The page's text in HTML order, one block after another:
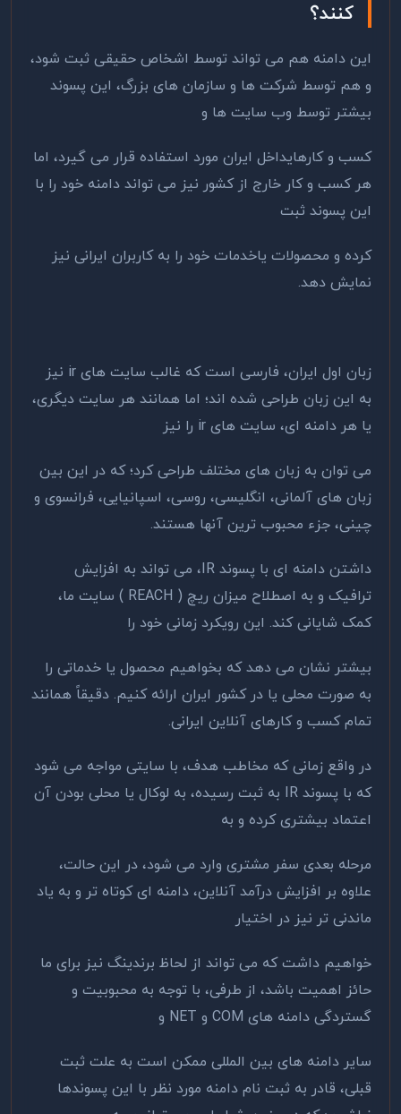
کنند؟
این دامنه هم می تواند توسط اشخاص حقیقی ثبت شود،
و هم توسط شرکت ها و سازمان های بزرگ، این پسوند
بیشتر توسط وب سایت ها و
کسب و کارهایداخل ایران مورد استفاده قرار می گیرد، اما
هر کسب و کار خارج از کشور نیز می تواند دامنه خود را با
این پسوند ثبت
کرده و محصولات یاخدمات خود را به کاربران ایرانی نیز
نمایش دهد.
زبان اول ایران، فارسی است که غالب سایت های ir نیز
به این زبان طراحی شده اند؛ اما همانند هر سایت دیگری،
یا هر دامنه ای، سایت های ir را نیز
می توان به زبان های مختلف طراحی کرد؛ که در این بین
زبان های آلمانی، انگلیسی، روسی، اسپانیایی، فرانسوی و
چینی، جزء محبوب ترین آنها هستند.
داشتن دامنه ای با پسوند IR، می تواند به افزایش
ترافیک و به اصطلاح میزان ریچ ( REACH ) سایت ما،
کمک شایانی کند. این رویکرد زمانی خود را
بیشتر نشان می دهد که بخواهیم محصول یا خدماتی را
به صورت محلی یا در کشور ایران ارائه کنیم. دقیقاً همانند
تمام کسب و کارهای آنلاین ایرانی.
در واقع زمانی که مخاطب هدف، با سایتی مواجه می شود
که با پسوند IR به ثبت رسیده، به لوکال یا محلی بودن آن
اعتماد بیشتری کرده و به
مرحله بعدی سفر مشتری وارد می شود، در این حالت،
علاوه بر افزایش درآمد آنلاین، دامنه ای کوتاه تر و به یاد
ماندنی تر نیز در اختیار
خواهیم داشت که می تواند از لحاظ برندینگ نیز برای ما
حائز اهمیت باشد، از طرفی، با توجه به محبوبیت و
گستردگی دامنه های COM و NET و
سایر دامنه های بین المللی ممکن است به علت ثبت
قبلی، قادر به ثبت نام دامنه مورد نظر با این پسوندها